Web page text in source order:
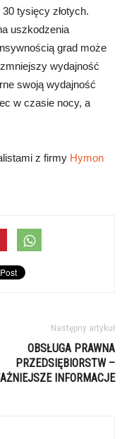
tysięcy złotych.
uszkodzenia
grad może
wydajność
swoją wydajność
w czasie nocy, a
z firmy Hymon
Następny artykuł
OBSŁUGA PRAWNA
PRZEDSIĘBIORSTW –
INFORMACJE